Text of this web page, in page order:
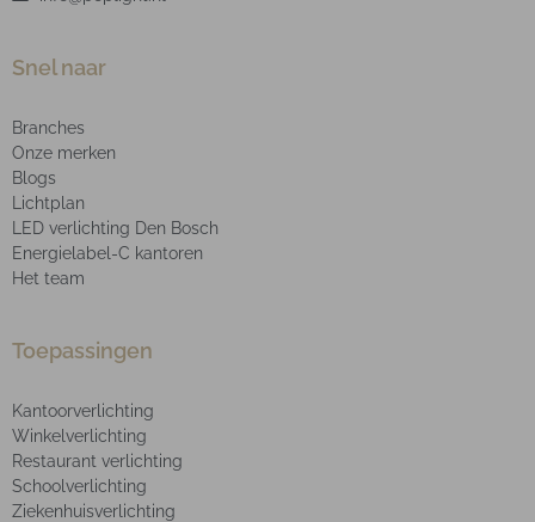
Snel naar
Branches
Onze merken
Blogs
Lichtplan
LED verlichting Den Bosch
Energielabel-C kantoren
Het team
Toepassingen
Kantoorverlichting
Winkelverlichting
Restaurant verlichting
Schoolverlichting
Ziekenhuisverlichting